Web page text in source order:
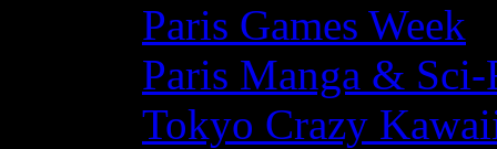
Paris Games Week
Paris Manga &
Tokyo Crazy